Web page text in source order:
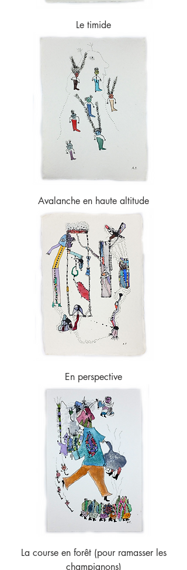
Le timide
Avalanche en haute altitude
En perspective
La course en forêt (pour ramasser les
champignons)